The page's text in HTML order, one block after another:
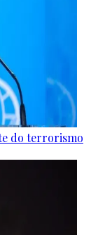
do terrorismo